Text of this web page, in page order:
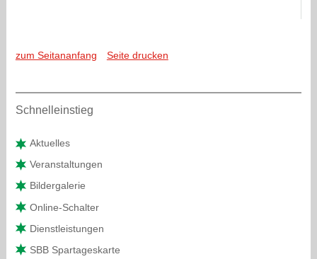
zum Seitananfang Seite drucken
Sidebar
Schnelleinstieg
Aktuelles
Veranstaltungen
Bildergalerie
Online-Schalter
Dienstleistungen
SBB Spartageskarte